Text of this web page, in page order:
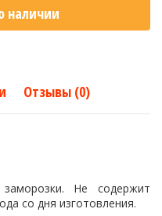
наличии
Отзывы (0)
Не содержит
со дня изготовления.